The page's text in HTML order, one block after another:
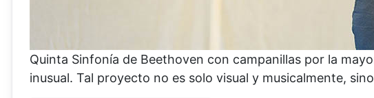
Quinta Sinfonía de Beethoven con campanillas por la
inusual. Tal proyecto no es solo visual y musicalmente,